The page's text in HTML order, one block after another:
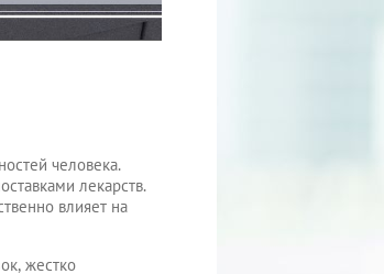
человека.
лекарств.
влияет на
жестко